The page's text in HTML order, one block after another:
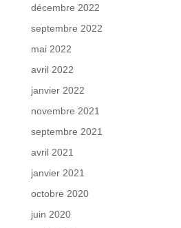
décembre 2022
septembre 2022
mai 2022
avril 2022
janvier 2022
novembre 2021
septembre 2021
avril 2021
janvier 2021
octobre 2020
juin 2020